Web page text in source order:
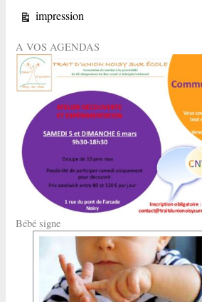
Vue
impression
A VOS AGENDAS
Bébé signe